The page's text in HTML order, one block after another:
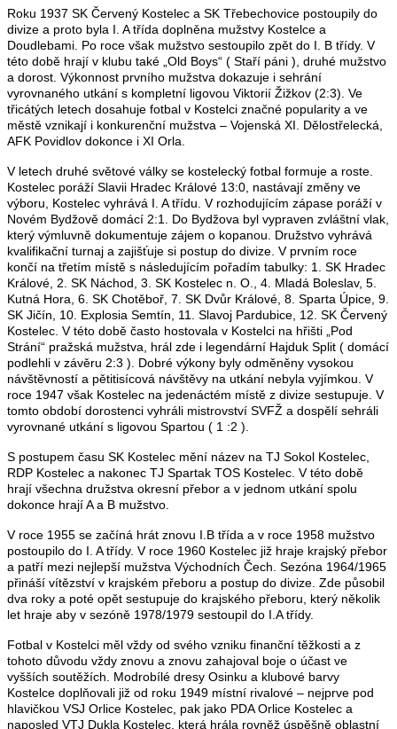
Roku 1937 SK Červený Kostelec a SK Třebechovice postoupily do
divize a proto byla I. A třída doplněna mužstvy Kostelce a
Doudlebami. Po roce však mužstvo sestoupilo zpět do I. B třídy. V
této době hrají v klubu také „Old Boys“ ( Staří páni ), druhé mužstvo
a dorost. Výkonnost prvního mužstva dokazuje i sehrání
vyrovnaného utkání s kompletní ligovou Viktorií Žižkov (2:3). Ve
třicátých letech dosahuje fotbal v Kostelci značné popularity a ve
městě vznikají i konkurenční mužstva – Vojenská XI. Dělostřelecká,
AFK Povidlov dokonce i XI Orla.
V letech druhé světové války se kostelecký fotbal formuje a roste.
Kostelec poráží Slavii Hradec Králové 13:0, nastávají změny ve
výboru, Kostelec vyhrává I. A třídu. V rozhodujícím zápase poráží v
Novém Bydžově domácí 2:1. Do Bydžova byl vypraven zvláštní vlak,
který výmluvně dokumentuje zájem o kopanou. Družstvo vyhrává
kvalifikační turnaj a zajišťuje si postup do divize. V prvním roce
končí na třetím místě s následujícím pořadím tabulky: 1. SK Hradec
Králové, 2. SK Náchod, 3. SK Kostelec n. O., 4. Mladá Boleslav, 5.
Kutná Hora, 6. SK Chotěboř, 7. SK Dvůr Králové, 8. Sparta Úpice, 9.
SK Jičín, 10. Explosia Semtín, 11. Slavoj Pardubice, 12. SK Červený
Kostelec. V této době často hostovala v Kostelci na hřišti „Pod
Strání“ pražská mužstva, hrál zde i legendární Hajduk Split ( domácí
podlehli v závěru 2:3 ). Dobré výkony byly odměněny vysokou
návštěvností a pětitisícová návštěvy na utkání nebyla vyjímkou. V
roce 1947 však Kostelec na jedenáctém místě z divize sestupuje. V
tomto období dorostenci vyhráli mistrovství SVFŽ a dospělí sehráli
vyrovnané utkání s ligovou Spartou ( 1 :2 ).
S postupem času SK Kostelec mění název na TJ Sokol Kostelec,
RDP Kostelec a nakonec TJ Spartak TOS Kostelec. V této době
hrají všechna družstva okresní přebor a v jednom utkání spolu
dokonce hrají A a B mužstvo.
V roce 1955 se začíná hrát znovu I.B třída a v roce 1958 mužstvo
postoupilo do I. A třídy. V roce 1960 Kostelec již hraje krajský přebor
a patří mezi nejlepší mužstva Východních Čech. Sezóna 1964/1965
přináší vítězství v krajském přeboru a postup do divize. Zde působil
dva roky a poté opět sestupuje do krajského přeboru, který několik
let hraje aby v sezóně 1978/1979 sestoupil do I.A třídy.
Fotbal v Kostelci měl vždy od svého vzniku finanční těžkosti a z
tohoto důvodu vždy znovu a znovu zahajoval boje o účast ve
vyšších soutěžích. Modrobílé dresy Osinku a klubové barvy
Kostelce doplňovali již od roku 1949 místní rivalové – nejprve pod
hlavičkou VSJ Orlice Kostelec, pak jako PDA Orlice Kostelec a
naposled VTJ Dukla Kostelec, která hrála rovněž úspěšně oblastní